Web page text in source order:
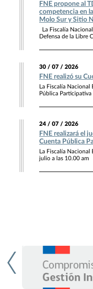
FNE propone al
competencia en
Molo Sur y Sitio
La Fiscalía
Defensa de la Libre
30 / 07 / 2026
FNE realizó su
La Fiscalía Nacional
Pública
24 / 07 / 2026
FNE realizará el
Cuenta Pública
La Fiscalía Nacional
julio a las 10.00 am